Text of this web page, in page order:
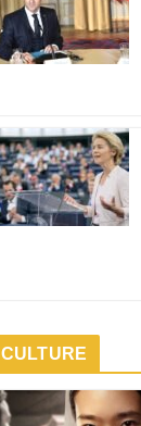
CULTURE